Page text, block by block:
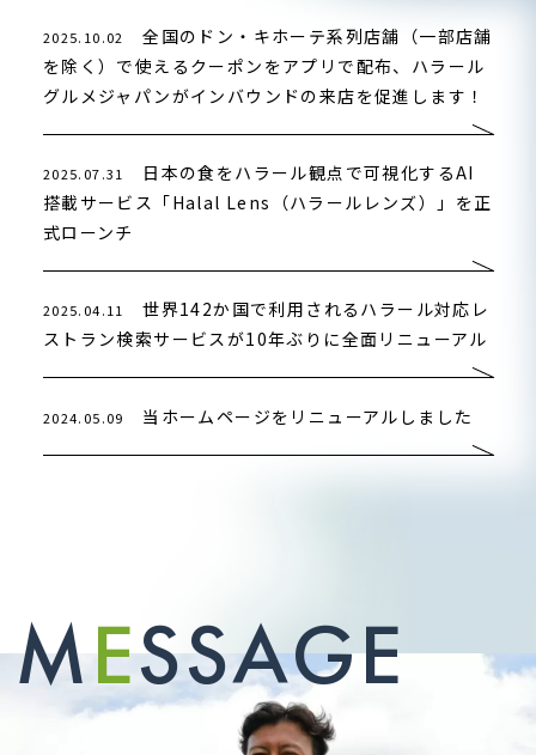
2025.10.02
全国のドン・キホーテ系列店舗（一部店舗
を除く）で使えるクーポンをアプリで配布、ハラール
グルメジャパンがインバウンドの来店を促進します！
2025.07.31
日本の食をハラール観点で可視化するAI
搭載サービス「Halal Lens（ハラールレンズ）」を正
式ローンチ
2025.04.11
世界142か国で利用されるハラール対応レ
ストラン検索サービスが10年ぶりに全面リニューアル
2024.05.09 当ホームページをリニューアルしました
MESSAGE